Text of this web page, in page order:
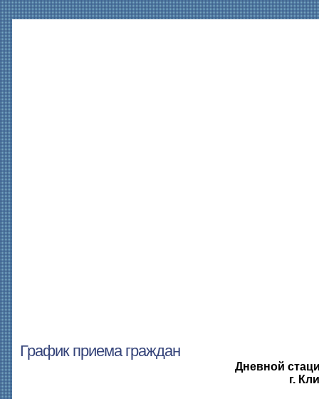
График приема граждан
Дневной
г.